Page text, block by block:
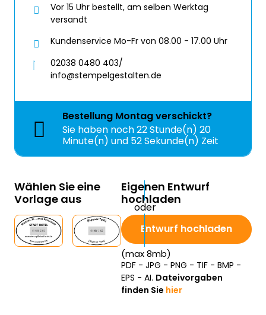
Vor 15 Uhr bestellt, am selben Werktag
versandt
Kundenservice Mo-Fr von 08.00 - 17.00 Uhr
02038 0480 403/
info@stempelgestalten.de
Bestellung Montagverschickt?
Sie haben noch22 Stunde(n) 20
Minute(n) und 51 Sekunde(n) Zeit
Wählen Sie eine
Vorlage aus
Eigenen Entwurf
hochladen
Entwurf hochladen
(max 8mb)
PDF - JPG - PNG - TIF - BMP -
EPS - AI. Dateivorgaben
finden Sie hier